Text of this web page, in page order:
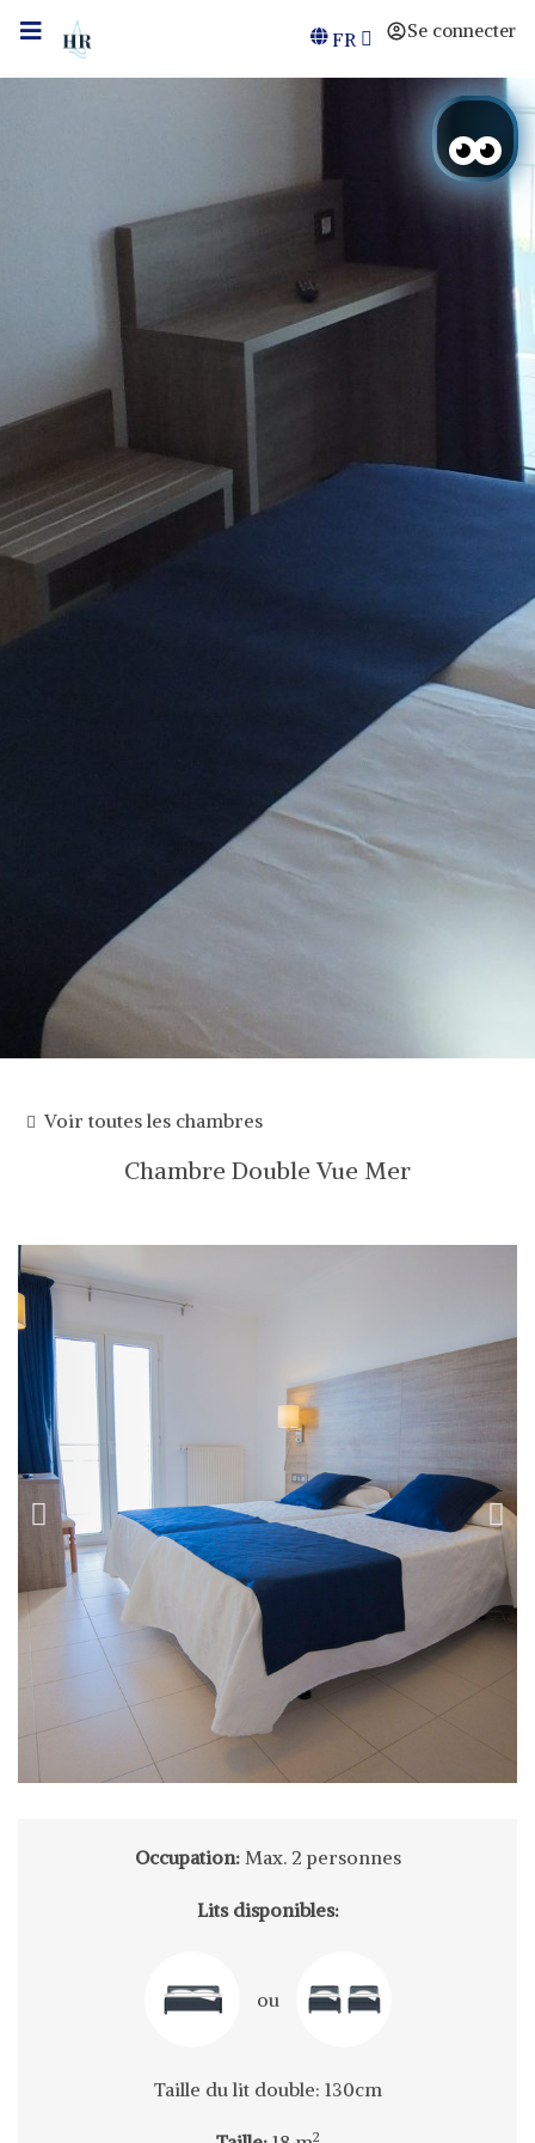
Se connecter
FR
Voir toutes les chambres
Chambre Double Vue Mer
Occupation:Max. 2 personnes
Lits disponibles:
ou
Taille du lit double: 130cm
2